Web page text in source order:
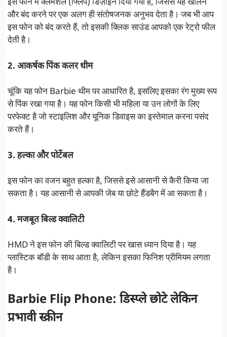
इस फोन में क्लैमशेल (फ्लिप) डिज़ाइन दिया गया है, जिससे यह खोलने
और बंद करने पर एक अलग ही संतोषजनक अनुभव देता है। जब भी आप
इस फोन को बंद करते हैं, तो इसकी क्लिक साउंड आपको एक रेट्रो फील
देती है।
2. आकर्षक पिंक कलर थीम
चूंकि यह फोन Barbie थीम पर आधारित है, इसलिए इसका रंग मुख्य रूप
से पिंक रखा गया है। यह फोन किसी भी महिला या उन लोगों के लिए
परफेक्ट है जो स्टाइलिश और यूनिक डिवाइस का इस्तेमाल करना पसंद
करते हैं।
3. हल्का और पोर्टेबल
इस फोन का वजन बहुत हल्का है, जिससे इसे आसानी से कैरी किया जा
सकता है। यह आसानी से आपकी जेब या छोटे हैंडबैग में आ सकता है।
4. मजबूत बिल्ड क्वालिटी
HMD ने इस फोन की बिल्ड क्वालिटी पर खास ध्यान दिया है। यह
प्लास्टिक बॉडी के साथ आता है, लेकिन इसका फिनिश प्रीमियम लगता
है।
Barbie Flip Phone: डिस्प्ले छोटे लेकिन
प्रभावी स्क्रीन